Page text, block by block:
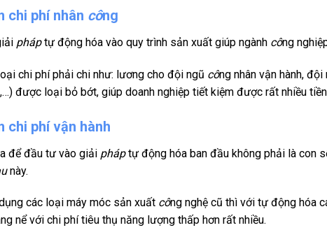
chi phí nhân công
pháptự động hóa vào quy trình sản xuất giúp ngành công
chi phí phải chi như: lương cho đội ngũ công nhân vận hành,
được loại bỏ bớt, giúp doanh nghiệp tiết kiệm được rất nhiều
chi phí vận hành
để đầu tư vào giảipháptự động hóa ban đầu không phải là con
này.
các loại máy móc sản xuất công nghệ cũ thì với tự động hóa
nể với chi phí tiêu thụ năng lượng thấp hơn rất nhiều.